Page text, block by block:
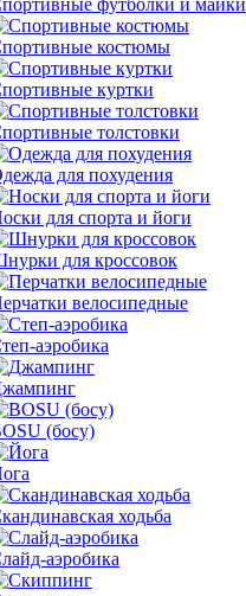
футболки и майки
костюмы
куртки
толстовки
для похудения
для спорта и йоги
для кроссовок
велосипедные
аэробика
(босу)
ходьба
аэробика